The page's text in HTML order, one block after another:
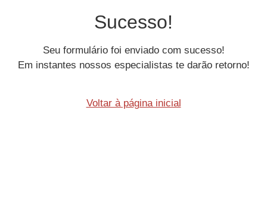
Sucesso!
Seu formulário foi enviado com sucesso!
Em instantes nossos especialistas te darão retorno!
Voltar à página inicial